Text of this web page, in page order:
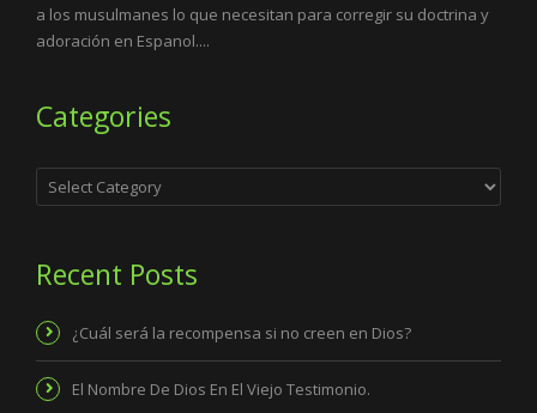
a los musulmanes lo que necesitan para corregir su doctrina y
adoración en Espanol....
Categories
Categories
Recent Posts
¿Cuál será la recompensa si no creen en Dios?
El Nombre De Dios En El Viejo Testimonio.